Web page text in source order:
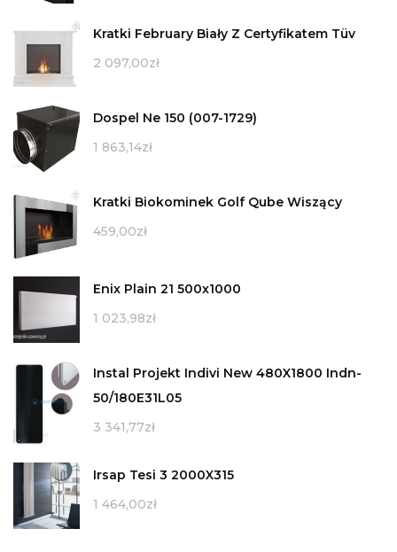
Kratki February Biały Z Certyfikatem Tüv
2 097,00zł
Dospel Ne 150 (007-1729)
1 863,14zł
Kratki Biokominek Golf Qube Wiszący
459,00zł
Enix Plain 21 500x1000
1 023,98zł
Instal Projekt Indivi New 480X1800 Indn-
50/180E31L05
3 341,77zł
Irsap Tesi 3 2000X315
1 464,00zł